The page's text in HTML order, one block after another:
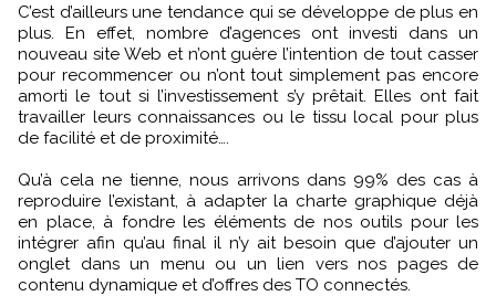
C’est d’ailleurs une tendance qui se développe de plus en
plus. En effet, nombre d’agences ont investi dans un
nouveau site Web et n’ont guère l’intention de tout casser
pour recommencer ou n’ont tout simplement pas encore
amorti le tout si l’investissement s’y prêtait. Elles ont fait
travailler leurs connaissances ou le tissu local pour plus
de facilité et de proximité….
Qu’à cela ne tienne, nous arrivons dans 99% des cas à
reproduire l’existant, à adapter la charte graphique déjà
en place, à fondre les éléments de nos outils pour les
intégrer afin qu’au final il n’y ait besoin que d’ajouter un
onglet dans un menu ou un lien vers nos pages de
contenu dynamique et d’offres des TO connectés.